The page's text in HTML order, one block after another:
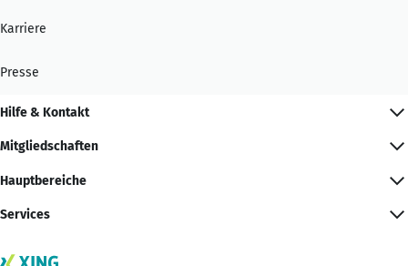
Karriere
Presse
Hilfe & Kontakt
Mitgliedschaften
Hauptbereiche
Services